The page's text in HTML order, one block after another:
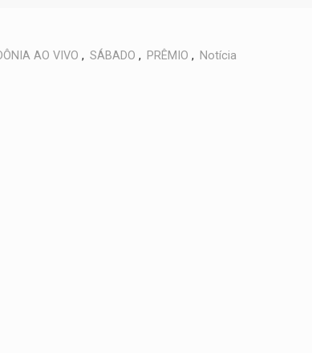
AO VIVO , SÁBADO , PRÊMIO , Notícia